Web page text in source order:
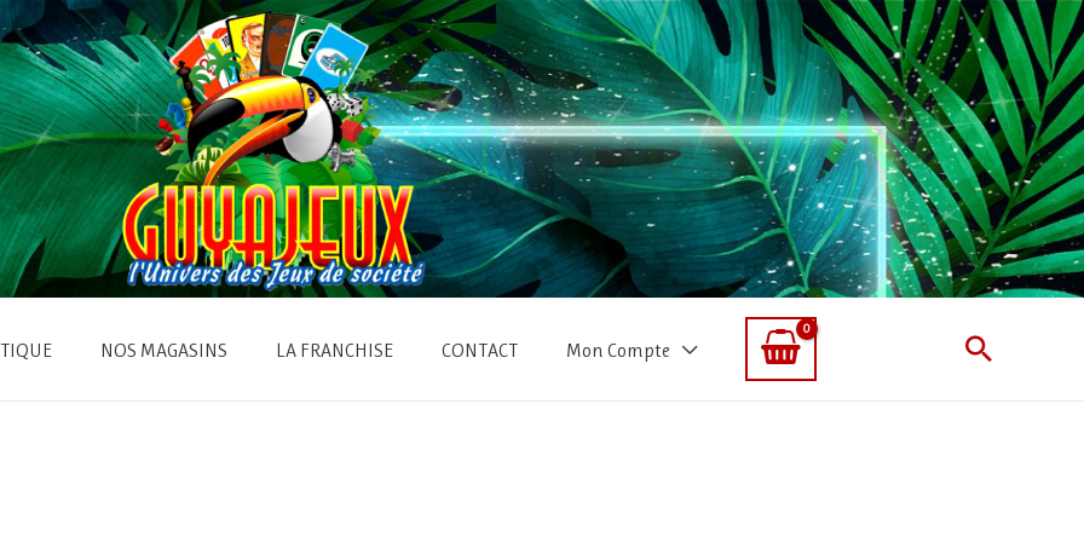
NOS MAGASINS LA FRANCHISE CONTACT Mon Compte